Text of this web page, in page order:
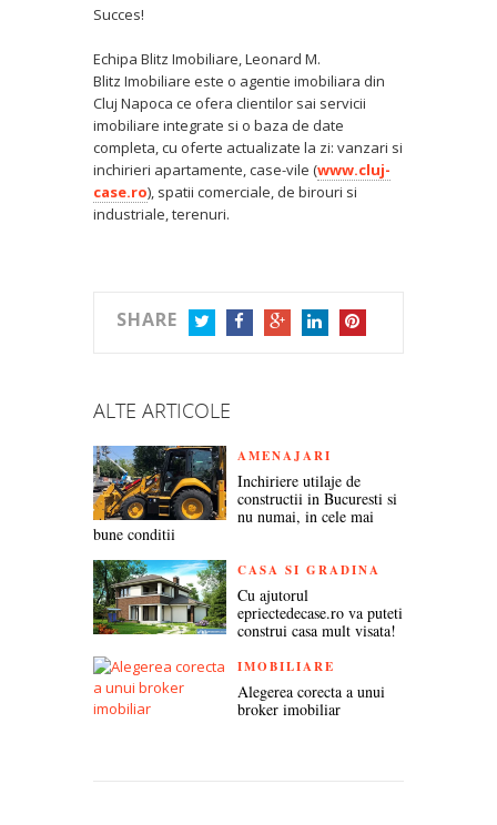
Succes!
Echipa Blitz Imobiliare, Leonard M.
Blitz Imobiliare este o agentie imobiliara din
Cluj Napoca ce ofera clientilor sai servicii
imobiliare integrate si o baza de date
completa, cu oferte actualizate la zi: vanzari si
inchirieri apartamente, case-vile (www.cluj-
case.ro), spatii comerciale, de birouri si
industriale, terenuri.
SHARE
ALTE ARTICOLE
AMENAJARI
Inchiriere utilaje de
constructii in Bucuresti si
nu numai, in cele mai
bune conditii
CASA SI GRADINA
Cu ajutorul
epriectedecase.ro va puteti
construi casa mult visata!
IMOBILIARE
Alegerea corecta a unui
broker imobiliar